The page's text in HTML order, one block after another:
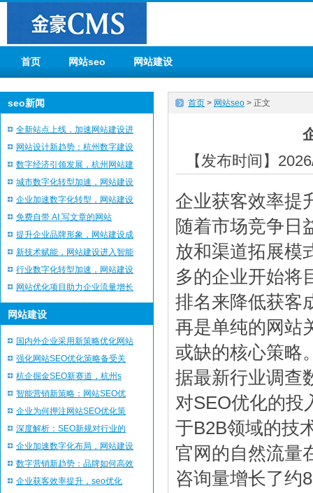
首页 网站seo 网站建设
seo新闻
全新站点上线，加速网站建设进
网站设计新趋势：杭州数字建设
数字经济引领发展，杭州网站建
城市数字化转型加速，网站建设
企业加速数字化转型，网站建设
免费自带 AI 写文章的网站
提升企业品牌形象，网站建设成
新技术赋能，网站建设进入智能
行业数字化转型加速，网站建设
网站优化项目助力企业流量增长
网站建设
国内外企业采用新策略优化网站
强化网站SEO优化策略备受关
杭企掘金SEO新赛道，杭州s
智能营销新策略：网站SEO优
企业为何押注网站SEO优化策
深度解析：SEO新规对行业的
企业加速数字化布局，网站建设
数字营销新趋势：品牌如何高效
企业获客效率提升，seo优化
首页 > 网站seo > 正文
【发布时间】
企业获客效率提
随着市场竞争日
放和渠道拓展模
多的企业开始将
排名来降低获客
再是单纯的网站
或缺的核心策略
据最新行业调查
对SEO优化的投
于B2B领域的技
官网的自然流量
咨询量增长了约